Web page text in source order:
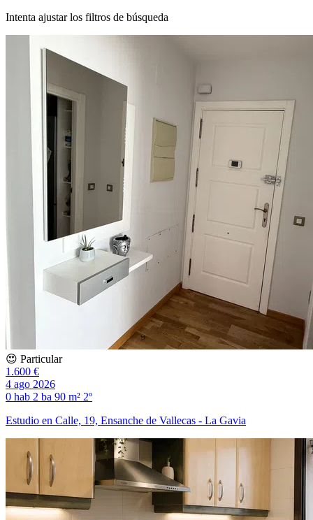
Intenta ajustar los filtros de búsqueda
😍 Particular
1.600 €
4 ago 2026
0 hab 2 ba 90 m² 2º
Estudio en Calle, 19, Ensanche de Vallecas - La Gavia